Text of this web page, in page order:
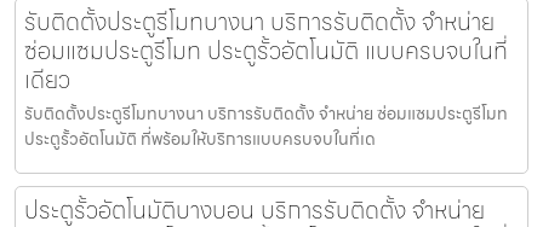
รับติดตั้งประตูรีโมทบางนา บริการรับติดตั้ง จำหน่าย
ซ่อมแซมประตูรีโมท ประตูรั้วอัตโนมัติ แบบครบจบในที่
เดียว
รับติดตั้งประตูรีโมทบางนา บริการรับติดตั้ง จำหน่าย ซ่อมแซมประตูรีโมท
ประตูรั้วอัตโนมัติ ที่พร้อมให้บริการแบบครบจบในที่เด
ประตูรั้วอัตโนมัติบางบอน บริการรับติดตั้ง จำหน่าย